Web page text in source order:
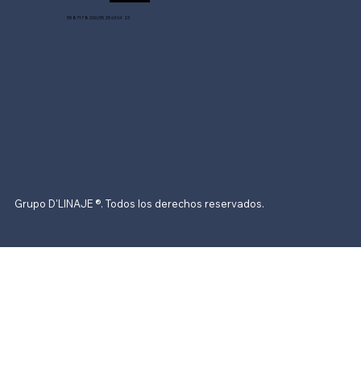
55 8717 8200 | 55 25 63 04 23
Grupo D'LINAJE ®. Todos los derechos reservados.